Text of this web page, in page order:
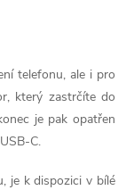
telefonu, ale i pro
který zastrčíte do
je pak opatřen
C.
je k dispozici v bílé